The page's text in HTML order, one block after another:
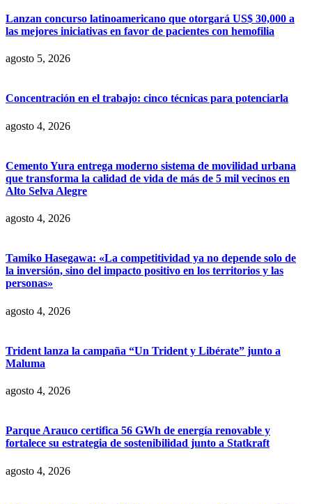
Lanzan concurso latinoamericano que otorgará US$ 30,000 a
las mejores iniciativas en favor de pacientes con hemofilia
agosto 5, 2026
Concentración en el trabajo: cinco técnicas para potenciarla
agosto 4, 2026
Cemento Yura entrega moderno sistema de movilidad urbana
que transforma la calidad de vida de más de 5 mil vecinos en
Alto Selva Alegre
agosto 4, 2026
Tamiko Hasegawa: «La competitividad ya no depende solo de
la inversión, sino del impacto positivo en los territorios y las
personas»
agosto 4, 2026
Trident lanza la campaña “Un Trident y Libérate” junto a
Maluma
agosto 4, 2026
Parque Arauco certifica 56 GWh de energía renovable y
fortalece su estrategia de sostenibilidad junto a Statkraft
agosto 4, 2026